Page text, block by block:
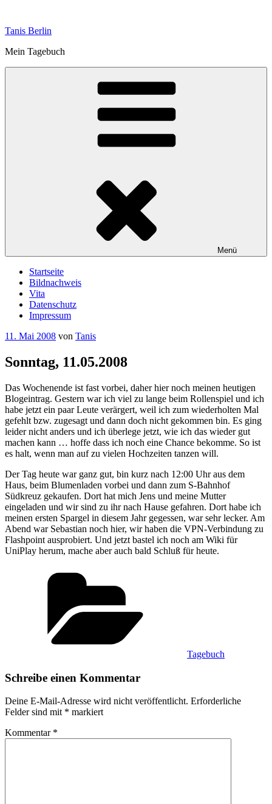
springen
Tanis Berlin
Mein Tagebuch
Menü
Startseite
Bildnachweis
Vita
Datenschutz
Impressum
Veröffentlicht
11. Mai 2008 von Tanis
Sonntag, 11.05.2008
Das Wochenende ist fast vorbei, daher hier noch meinen heutigen
Blogeintrag. Gestern war ich viel zu lange beim Rollenspiel und ich
habe jetzt ein paar Leute verärgert, weil ich zum wiederholten Mal
gefehlt bzw. zugesagt und dann doch nicht gekommen bin. Es ging
leider nicht anders und ich überlege jetzt, wie ich das wieder gut
machen kann … hoffe dass ich noch eine Chance bekomme. So ist
es halt, wenn man auf zu vielen Hochzeiten tanzen will.
Der Tag heute war ganz gut, bin kurz nach 12:00 Uhr aus dem
Haus, beim Blumenladen vorbei und dann zum S-Bahnhof
Südkreuz gekaufen. Dort hat mich Jens und meine Mutter
eingeladen und wir sind zu ihr nach Hause gefahren. Dort habe ich
meinen ersten Spargel in diesem Jahr gegessen, war sehr lecker. Am
Abend war Sebastian noch hier, wir haben die VPN-Verbindung zu
Flashpoint ausprobiert. Und jetzt bastel ich noch am Wiki für
UniPlay herum, mache aber auch bald Schluß für heute.
Tagebuch
Schreibe einen Kommentar
Deine E-Mail-Adresse wird nicht veröffentlicht. Erforderliche
Felder sind mit * markiert
Kommentar *